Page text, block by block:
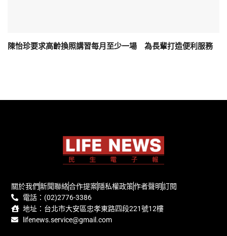
陳怡珍要求高齡換照講習每月至少一場 為長輩打造便利服務
關於我們新聞聯絡合作提案隱私權政策作者聲明訂閱
電話：(02)2776-3386
地址：台北市大安區忠孝東路四段221號12樓
lifenews.service@gmail.com